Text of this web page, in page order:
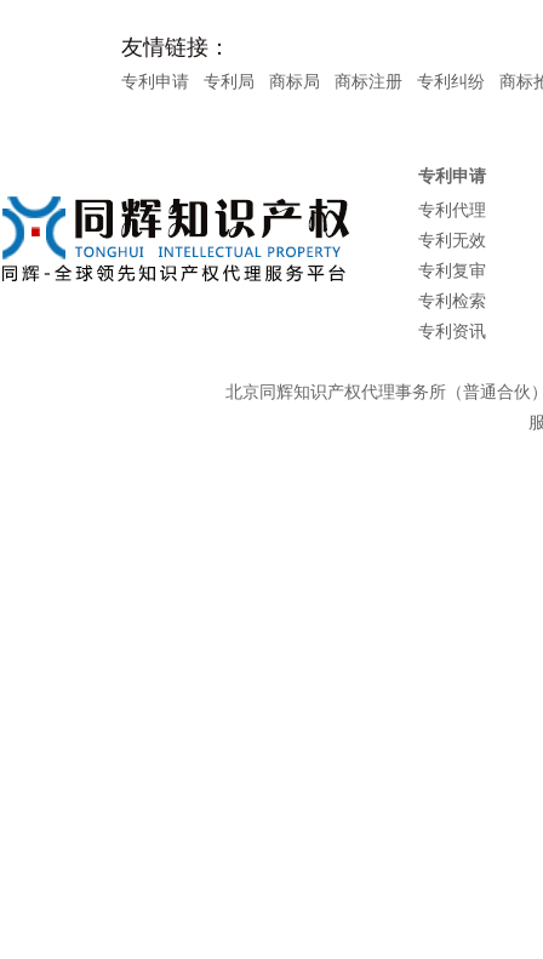
友情链接：
专利申请 专利局 商标局 商标注册 专利纠纷 商标
专利申请
专利代理
专利无效
专利复审
专利检索
专利资讯
北京同辉知识产权代理事务所（普通合